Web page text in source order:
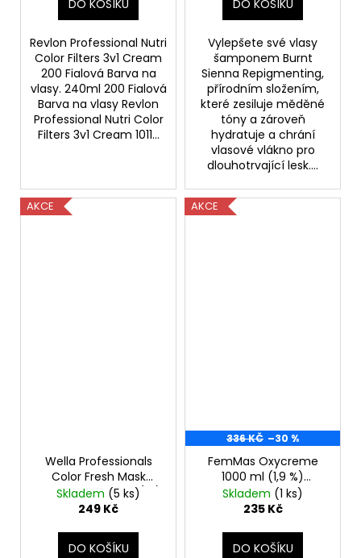
DO KOŠÍKU
Revlon Professional Nutri
Color Filters 3v1 Cream
200 Fialová Barva na
vlasy. 240ml 200 Fialová
Barva na vlasy Revlon
Professional Nutri Color
Filters 3v1 Cream 1011...
DO KOŠÍKU
Vylepšete své vlasy
šamponem Burnt
Sienna Repigmenting,
přírodním složením,
které zesiluje měděné
tóny a zároveň
hydratuje a chrání
vlasové vlákno pro
dlouhotrvající lesk....
AKCE
Wella Professionals
Color Fresh Mask
Chocolate Touch (W)
150ml, Farba na vlasy
Skladem (5 ks)
249 Kč
DO KOŠÍKU
AKCE
336 KČ –30 %
FemMas Oxycreme
1000 ml (1,9 %)
Profesionální oxidační
prostředek pro barvení
Skladem (1 ks)
235 Kč
DO KOŠÍKU